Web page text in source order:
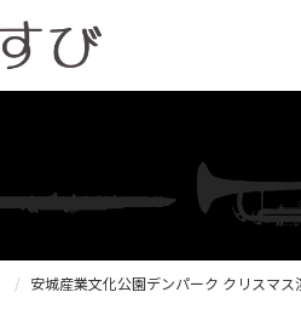
安城産業文化公園デンパーク クリスマス